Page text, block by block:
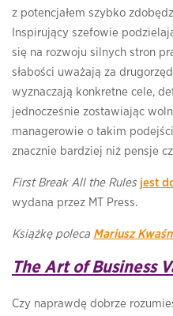
z potencjałem szybko
Inspirujący szefowie
się na rozwoju silnych stron
słabości uważają za
wyznaczają konkretne cele,
jednocześnie zostawiając
managerowie o takim
znacznie bardziej niż pensje
First Break All the Rules jest
wydana przez MT Press.
Książkę poleca Mariusz
The Art of Business
Czy naprawdę dobrze